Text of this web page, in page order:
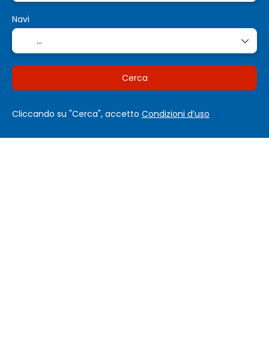
Navi
Cerca
Cliccando su "Cerca", accetto Condizioni d’uso